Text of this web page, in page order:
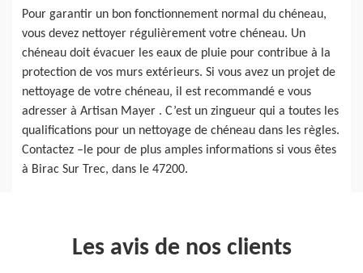
Pour garantir un bon fonctionnement normal du chéneau,
vous devez nettoyer régulièrement votre chéneau. Un
chéneau doit évacuer les eaux de pluie pour contribue à la
protection de vos murs extérieurs. Si vous avez un projet de
nettoyage de votre chéneau, il est recommandé e vous
adresser à Artisan Mayer . C’est un zingueur qui a toutes les
qualifications pour un nettoyage de chéneau dans les règles.
Contactez –le pour de plus amples informations si vous êtes
à Birac Sur Trec, dans le 47200.
Les avis de nos clients